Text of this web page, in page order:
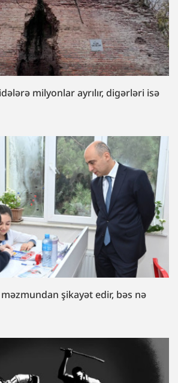
milyonlar ayrılır, digərləri isə
şikayət edir, bəs nə